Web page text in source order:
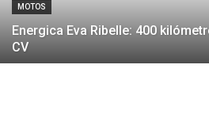
MOTOS
Energica Eva Ribelle: 400
CV